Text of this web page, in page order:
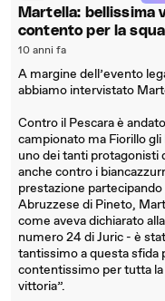
Martella: bellissima
contento per la
10 anni fa
A margine dell’evento
abbiamo intervistato
Contro il Pescara è
campionato ma Fiorillo
uno dei tanti protagonisti
anche contro i
prestazione
Abruzzese di Pineto,
come aveva dichiarato
numero 24 di Juric - è
tantissimo a questa sfida
contentissimo per tutta
vittoria”.